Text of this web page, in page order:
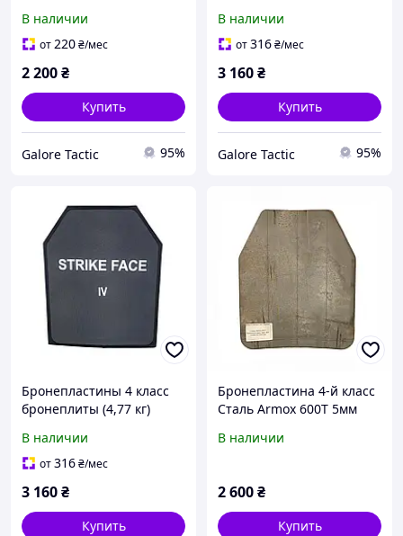
бронепластини
В наличии
от220₴/мес
2 200₴
Купить
Galore Tactic 95%
бронепластины (27х33см)
В наличии
от316₴/мес
3 160₴
Купить
Galore Tactic 95%
Бронепластины 4 класс
бронеплиты (4,77 кг)
бронеплити 4 клас
бронепластини XL
В наличии
от316₴/мес
3 160₴
Купить
Бронепластина 4-й класс
Сталь Armox 600T 5мм
В наличии
2 600₴
Купить